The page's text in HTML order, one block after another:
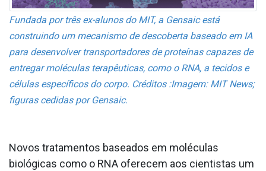
Fundada por três ex-alunos do MIT, a Gensaic está
construindo um mecanismo de descoberta baseado em IA
para desenvolver transportadores de proteínas capazes de
entregar moléculas terapêuticas, como o RNA, a tecidos e
células específicos do corpo. Créditos :Imagem: MIT News;
figuras cedidas por Gensaic.
Novos tratamentos baseados em moléculas
biológicas como o RNA oferecem aos cientistas um